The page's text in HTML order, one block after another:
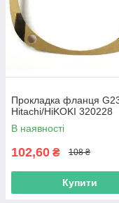
Прокладка фланця
Hitachi/HiKOKI 320228
В наявності
102,60 ₴ 108 ₴
Купити